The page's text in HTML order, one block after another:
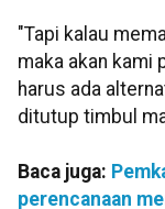
"Tapi kalau
maka akan kami
harus ada
ditutup timbul
Baca juga:
perencanaan